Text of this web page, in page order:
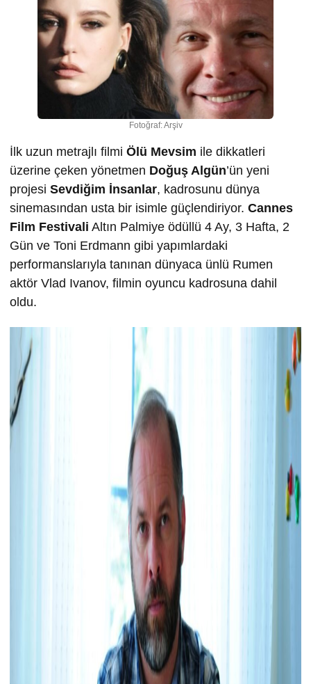
Fotoğraf: Arşiv
İlk uzun metrajlı filmi Ölü Mevsim ile dikkatleri
üzerine çeken yönetmen Doğuş Algün’ün yeni
projesi Sevdiğim İnsanlar, kadrosunu dünya
sinemasından usta bir isimle güçlendiriyor. Cannes
Film Festivali Altın Palmiye ödüllü 4 Ay, 3 Hafta, 2
Gün ve Toni Erdmann gibi yapımlardaki
performanslarıyla tanınan dünyaca ünlü Rumen
aktör Vlad Ivanov, filmin oyuncu kadrosuna dahil
oldu.